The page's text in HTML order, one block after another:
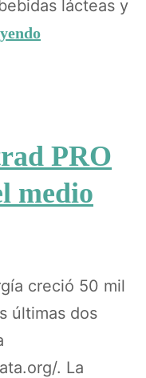
lácteas y
PRO
medio
creció 50 mil
últimas dos
. La